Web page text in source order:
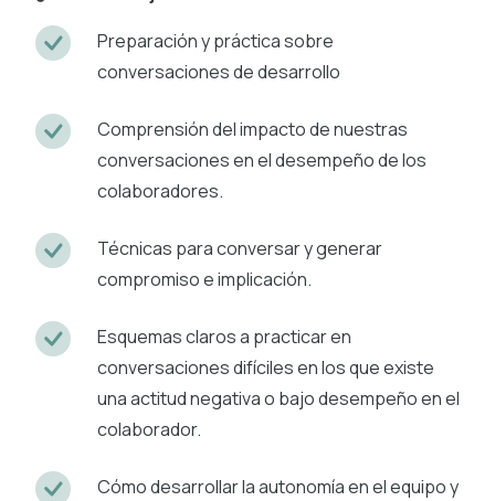
Preparación y práctica sobre
conversaciones de desarrollo
Comprensión del impacto de nuestras
conversaciones en el desempeño de los
colaboradores.
Técnicas para conversar y generar
compromiso e implicación.
Esquemas claros a practicar en
conversaciones difíciles en los que existe
una actitud negativa o bajo desempeño en el
colaborador.
Cómo desarrollar la autonomía en el equipo y